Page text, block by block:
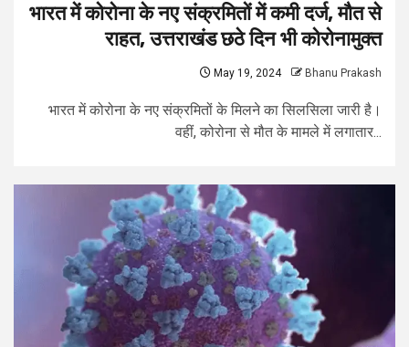
भारत में कोरोना के नए संक्रमितों में कमी दर्ज, मौत से
राहत, उत्तराखंड छठे दिन भी कोरोनामुक्त
May 19, 2024 Bhanu Prakash
भारत में कोरोना के नए संक्रमितों के मिलने का सिलसिला जारी है।
वहीं, कोरोना से मौत के मामले में लगातार...